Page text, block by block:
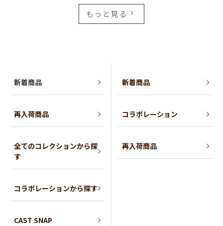
もっと見る
新着商品
再入荷商品
全てのコレクションから探
す
コラボレーションから探す
CAST SNAP
新着商品
コラボレーション
再入荷商品